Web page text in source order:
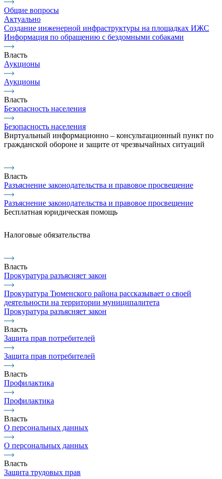
Общие вопросы
Актуально
Создание инженерной инфраструктуры на площадках ИЖС
Информация по обращению с бездомными собаками
Власть
Аукционы
Аукционы
Власть
Безопасность населения
Безопасность населения
Виртуальный информационно – консультационный пункт по
гражданской обороне и защите от чрезвычайных ситуаций
Власть
Разъяснение законодательства и правовое просвещение
Разъяснение законодательства и правовое просвещение
Бесплатная юридическая помощь
Налоговые обязательства
Власть
Прокуратура разъясняет закон
Прокуратура Тюменского района рассказывает о своей
деятельности на территории муниципалитета
Прокуратура разъясняет закон
Власть
Защита прав потребителей
Защита прав потребителей
Власть
Профилактика
Профилактика
Власть
О персональных данных
О персональных данных
Власть
Защита трудовых прав